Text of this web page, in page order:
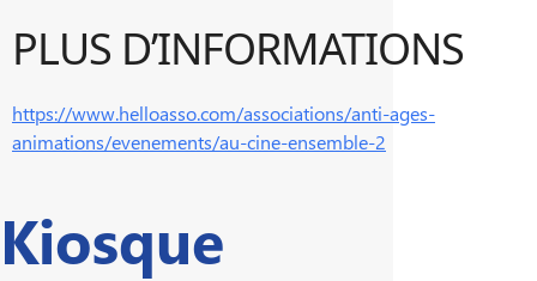
PLUS D’INFORMATIONS
https://www.helloasso.com/associations/anti-ages-
animations/evenements/au-cine-ensemble-2
Kiosque